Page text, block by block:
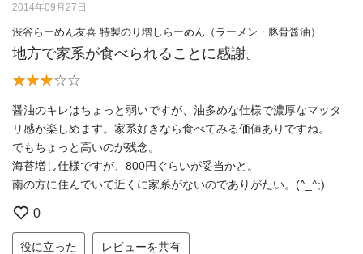
2014年09月27日
渋谷らーめん友喜 特製のり増しらーめん（ラーメン・豚骨醤油）
地方で家系が食べられることに感謝。
醤油のキレはちょっと弱いですが、油多めな仕様で濃厚なマッタ
リ感が楽しめます。家系好きなら食べてみる価値ありですね。
でもちょっと高いのが残念。
海苔増し仕様ですが、800円ぐらいが妥当かと。
南の方に住んでいて近くに家系がないのでありがたい。(^_^;)
0
役に立った レビューを共有